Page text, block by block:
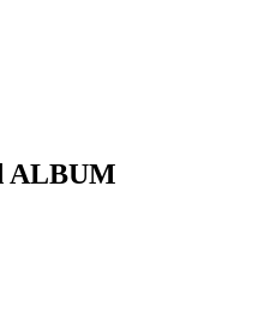
ALBUM